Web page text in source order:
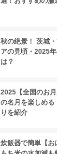
秋の絶景！ 茨城
アの見頃・2025
は？
2025【全国のお
の名月を楽しめ
りを紹介
炊飯器で簡単【お